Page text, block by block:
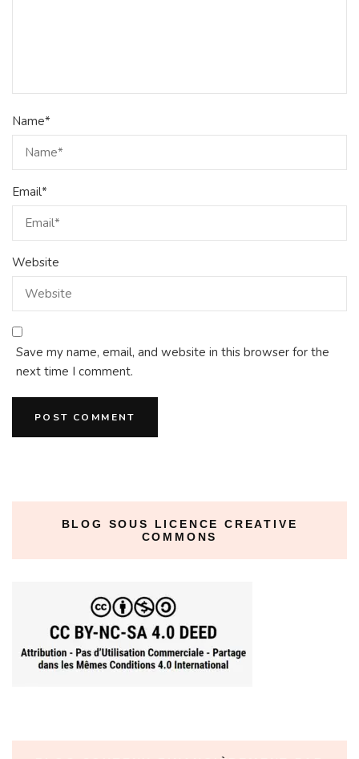
Name*
Email*
Website
Save my name, email, and website in this browser for the
next time I comment.
BLOG SOUS LICENCE CREATIVE
COMMONS